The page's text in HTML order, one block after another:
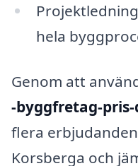
hela
Genom att
-byggfretag-
flera
Korsberga och